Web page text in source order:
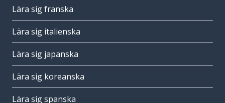
Lära sig franska
Lära sig italienska
Lära sig japanska
Lära sig koreanska
Lära sig spanska